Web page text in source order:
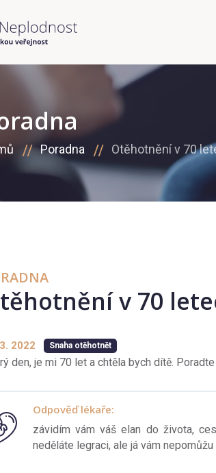
Poradna Otěhotnění v 70
v 70
2022 Snaha otěhotnět
den, je mi 70 let a chtěla bych dítě.
Odpověď lékaře:
závidím vám váš elan do života,
neděláte legraci, ale já vám nepomůžu